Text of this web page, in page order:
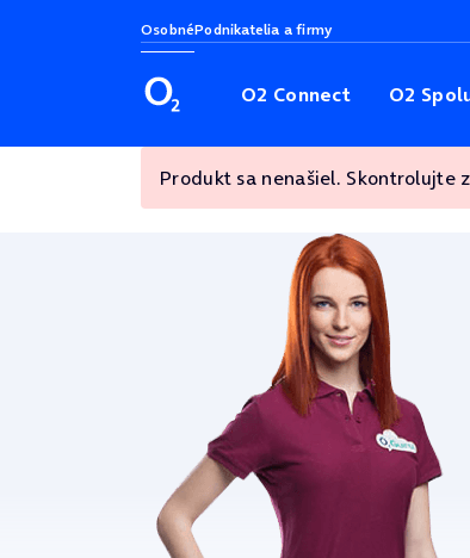
OsobnéPodnikatelia a firmy
O2 Connect O2
Produkt sa nenašiel. Skontrolujte